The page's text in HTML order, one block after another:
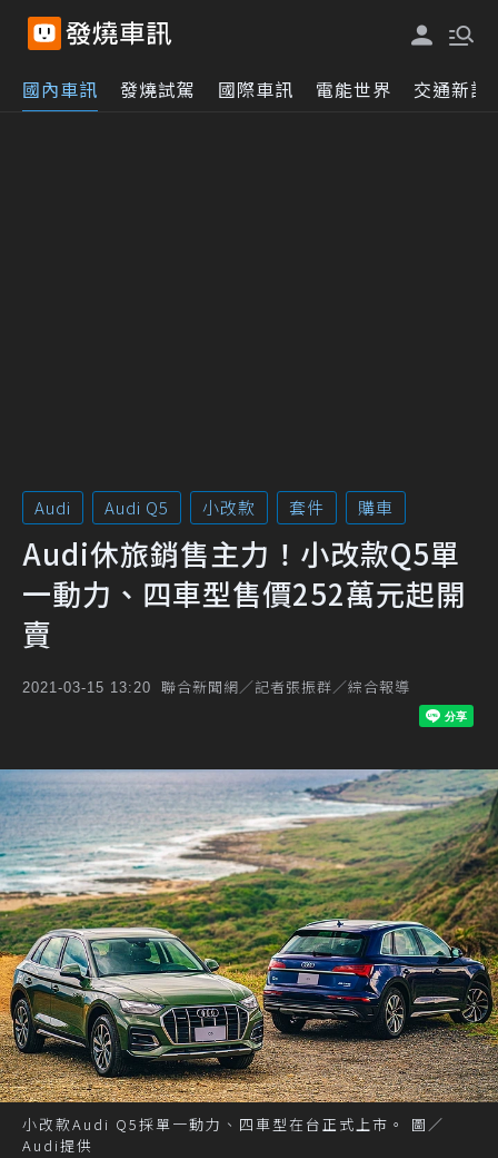
國內車訊 發燒試駕 國際車訊 電能世界 交通新訊
Audi Audi Q5 小改款 套件 購車
Audi休旅銷售主力！小改款Q5單
一動力、四車型售價252萬元起開
賣
2021-03-15 13:20 聯合新聞網／記者張振群／綜合報導
小改款Audi Q5採單一動力、四車型在台正式上市。 圖／
Audi提供